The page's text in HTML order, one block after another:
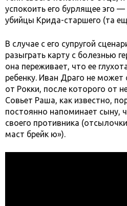
успокоить его бурлящее эго
убийцы Крида-старшего (та
В случае с его супругой
разыграть карту с болезнью
она переживает, что ее
ребенку. Иван Драго не
от Рокки, после которого от
Совьет Раша, как известно,
постоянно напоминает сыну,
своего противника
маст брейк ю»).